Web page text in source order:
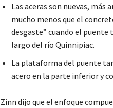
Las aceras son nuevas, más
mucho menos que el
desgaste” cuando el puente
largo del río Quinnipiac.
La plataforma del puente
acero en la parte inferior y
Zinn dijo que el enfoque